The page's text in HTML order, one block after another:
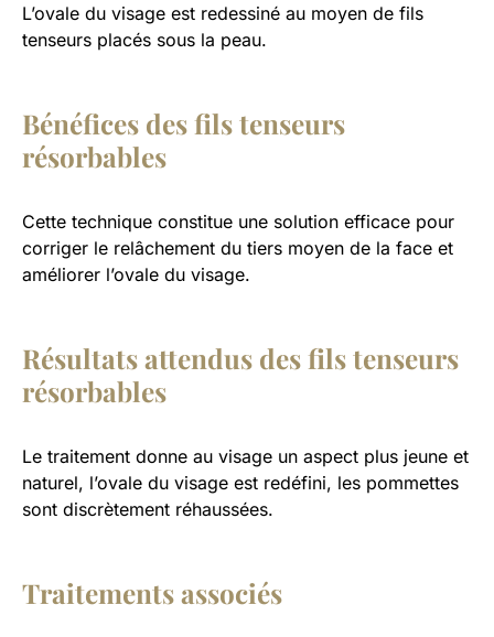
L’ovale du visage est redessiné au moyen de fils
tenseurs placés sous la peau.
Bénéfices des fils tenseurs
résorbables
Cette technique constitue une solution efficace pour
corriger le relâchement du tiers moyen de la face et
améliorer l’ovale du visage.
Résultats attendus des fils tenseurs
résorbables
Le traitement donne au visage un aspect plus jeune et
naturel, l’ovale du visage est redéfini, les pommettes
sont discrètement réhaussées.
Traitements associés